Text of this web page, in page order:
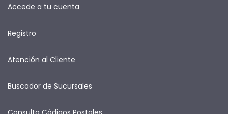
Accede a tu cuenta
Registro
Atención al Cliente
Buscador de Sucursales